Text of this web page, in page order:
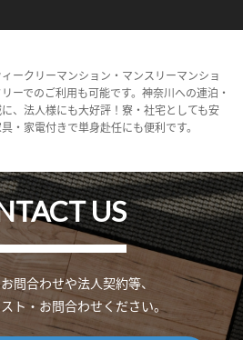
ークリーマンション・マンスリーマンショ
ーでのご利用も可能です。神奈川への連泊・
、法人様にも大好評！寮・社宅としても安
・家電付きで単身赴任にも便利です。
US
問合わせや法人契約等、
ト・お問合わせください。